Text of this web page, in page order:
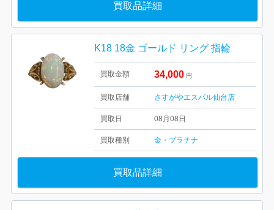
買取品詳細
K18 18金 ゴールド リング 指輪
買取金額 34,000 円
買取店舗 さすがやエスパル仙台店
買取日 08月08日
買取種別 金・プラチナ
買取品詳細